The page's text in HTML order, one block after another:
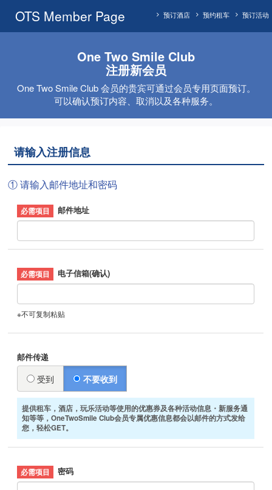
OTS Member Page 预订活动
预约租车
预订酒店
One Two Smile Club
注册新会员
One Two Smile Club 会员的贵宾可通过会员专用页面预订。
可以确认预订内容、取消以及各种服务。
请输入注册信息
① 请输入邮件地址和密码
邮件地址
电子信箱(确认)
※不可复制粘贴
邮件传递
受到 不要收到
提供租车，酒店，玩乐活动等使用的优惠券及各种活动信息・新服务通
知等等，OneTwoSmile Club会员专属优惠信息都会以邮件的方式发给
您，轻松GET。
密码